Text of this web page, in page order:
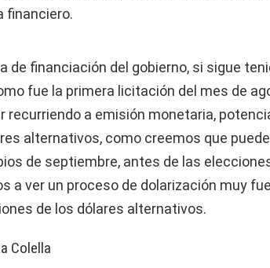
financiero.
de financiación del gobierno, si sigue
fue la primera licitación del mes de
recurriendo a emisión monetaria,
alternativos, como creemos que
de septiembre, antes de las
a ver un proceso de dolarización muy
de los dólares alternativos.
Colella